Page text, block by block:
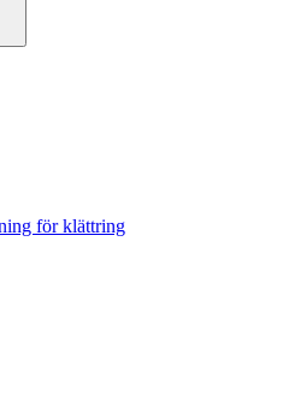
för klättring